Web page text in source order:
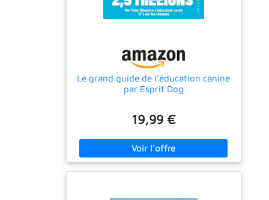
Le grand guide de l'éducation canine
par Esprit Dog
19,99 €